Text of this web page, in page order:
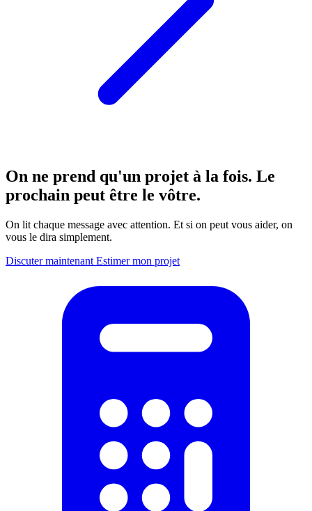
On ne prend qu'un projet à la fois. Le
prochain peut être le vôtre.
On lit chaque message avec attention. Et si on peut vous aider, on
vous le dira simplement.
Discuter maintenant Estimer mon projet